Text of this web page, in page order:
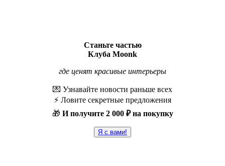
Станьте частью
Клуба Moonk
где ценят красивые интерьеры
💌 Узнавайте новости раньше всех
⚡️ Ловите секретные предложения
🎁 И получите 2 000 ₽ на покупку
Я с вами!